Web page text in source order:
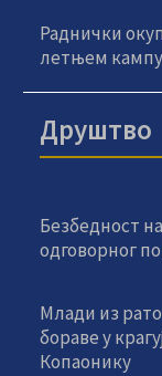
Раднички
летњем кампу
Друштво
Безбедност
одговорног
Млади из
бораве у
Копаонику